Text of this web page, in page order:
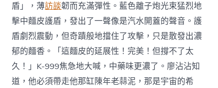
盾」，薄訪談韌而充滿彈性。藍色離子炮光束猛烈地
擊中麵皮護盾，發出了一聲像是汽水開蓋的聲音。護
盾劇烈震動，但奇蹟般地擋住了攻擊，只是散發出濃
郁的麵香。「這麵皮的延展性！完美！但撐不了太
久！」K-999焦急地大喊，中藥味更濃了。廖沾沾知
道，他必須帶走他那缸陳年老蒜泥，那是宇宙的希